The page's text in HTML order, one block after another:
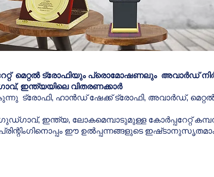
മെറ്റൽ ട്രോഫിയുംപ്രൊമോഷണലും അവാർഡ്
ഇന്ത്യയിലെ വിതരണക്കാർ
ട്രോഫി, ഹാൻഡ് ഷേക്ക് ട്രോഫി, അവാർഡ്,
ഇന്ത്യ, ലോകമെമ്പാടുമുള്ള കോർപ്പറേറ്റ്
ഈ ഉൽപ്പന്നങ്ങളുടെ